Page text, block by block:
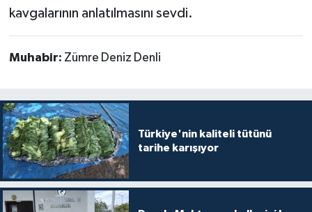
kavgalarının anlatılmasını sevdi.
Muhabir: Zümre Deniz Denli
Türkiye'nin kaliteli tütünü
tarihe karışıyor